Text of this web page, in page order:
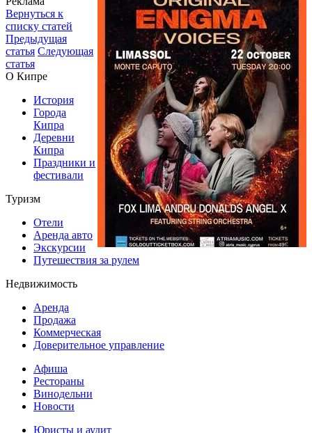
Вернуться к
списку статей
Предыдущая
статья Следующая
статья
О Кипре
История
Города
Кипра
Деревни
Кипра
Праздники и
фестивали
Туризм
Отели
Аренда авто
Экскурсии
Путешествия за рулем
Недвижимость
Аренда
Продажа
Коммерческая
Доверительное управление
Афиша
Рестораны
Винодельни
Новости
Юристы и аудит